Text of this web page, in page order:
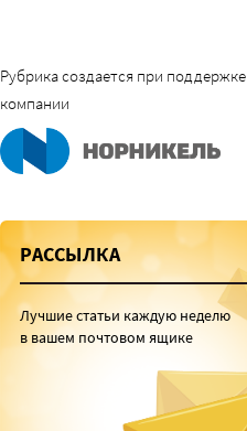
Рубрика создается при поддержке
компании
РАССЫЛКА
Лучшие статьи каждую неделю
в вашем почтовом ящике